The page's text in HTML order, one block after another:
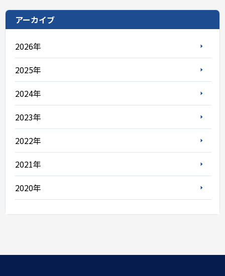
アーカイブ
2026年
2025年
2024年
2023年
2022年
2021年
2020年